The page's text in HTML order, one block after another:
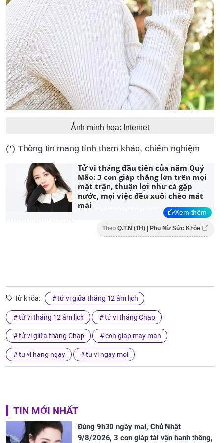
Ảnh minh họa: Internet
(*) Thông tin mang tính tham khảo, chiêm nghiệm
Tử vi tháng đầu tiên của năm Quý
Mão: 3 con giáp thắng lớn trên mọi
mặt trận, thuận lợi như cá gặp
nước, mọi việc đều xuôi chèo mát
mái
Xem thêm
Theo Q.T.N (TH) | Phụ Nữ Sức Khỏe
Từ khóa: tử vi giữa tháng 12 âm lịch
tử vi tháng 12 âm lịch tử vi tháng Chạp
tử vi giữa tháng Chạp con giap may man
tu vi hang ngay tu vi ngay moi
TIN MỚI NHẤT
Đúng 9h30 ngày mai, Chủ Nhật
9/8/2026, 3 con giáp tài vận hanh thông,